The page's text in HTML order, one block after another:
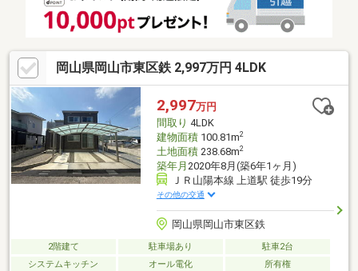
岡山県岡山市東区鉄 2,997万円 4LDK
2,997万円
間取り 4LDK
建物面積100.81m2
土地面積238.68m2
築年月 2020年8月(築6年1ヶ月)
ＪＲ山陽本線 上道駅 徒歩19分
その他の交通
岡山県岡山市東区鉄
2階建て 駐車場あり
駐車2台
システムキッチン
オール電化 所有権